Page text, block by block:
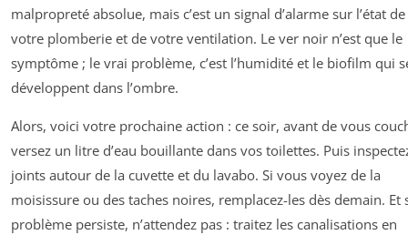
malpropreté absolue, mais c’est un signal d’alarme sur l’état de
votre plomberie et de votre ventilation. Le ver noir n’est que le
symptôme ; le vrai problème, c’est l’humidité et le biofilm qui
développent dans l’ombre.
Alors, voici votre prochaine action : ce soir, avant de vous
versez un litre d’eau bouillante dans vos toilettes. Puis
joints autour de la cuvette et du lavabo. Si vous voyez de la
moisissure ou des taches noires, remplacez-les dès demain. Et
problème persiste, n’attendez pas : traitez les canalisations en